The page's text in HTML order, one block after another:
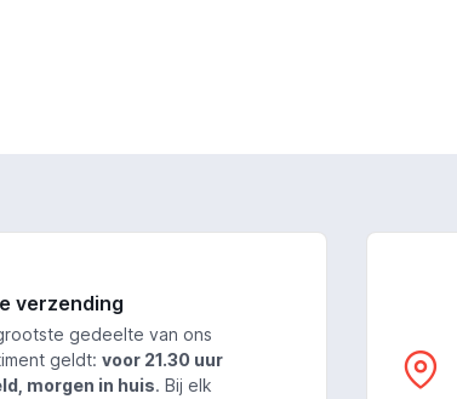
verzending
gedeelte van ons
geldt: voor 21.30 uur
morgen in huis. Bij elk